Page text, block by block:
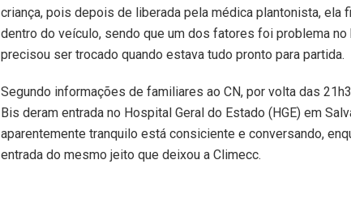
criança, pois depois de liberada pela médica plantonista, ela
dentro do veículo, sendo que um dos fatores foi problema no
precisou ser trocado quando estava tudo pronto para partida.
Segundo informações de familiares ao CN, por volta das
Bis deram entrada no Hospital Geral do Estado (HGE) em
aparentemente tranquilo está consiciente e conversando,
entrada do mesmo jeito que deixou a Climecc.